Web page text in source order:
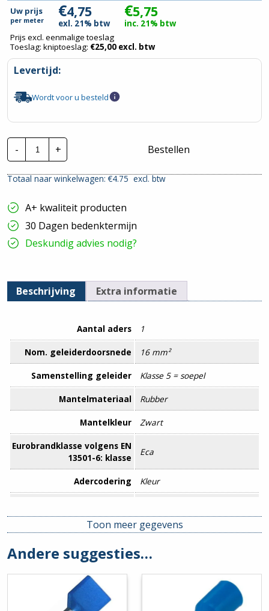
Uw prijs
per meter €4,75
exl. 21% btw
€5,75
inc. 21% btw
Prijs excl. eenmalige toeslag
Toeslag: kniptoeslag: €25,00 excl. btw
Levertijd:
Wordt voor u besteld
-
Nexans
Lineax
H07RN-
|
|
Per
Meter
hoeveelheid
+ Bestellen
Totaal naar winkelwagen: €4.75excl. btw
A+ kwaliteit producten
30 Dagen bedenktermijn
Deskundig advies nodig?
Beschrijving Extra informatie
Aantal aders 1
Nom. geleiderdoorsnede 16 mm²
Samenstelling geleider Klasse 5 = soepel
Mantelmateriaal Rubber
Mantelkleur Zwart
Eurobrandklasse volgens EN
13501-6: klasse
Eca
Adercodering Kleur
308 S2
Afscherming groepen
Beschermd tegen torderen
Toon meer gegevens
Andere suggesties…